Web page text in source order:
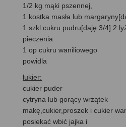
1/2 kg mąki pszennej,
1 kostka masła lub
1 szkl cukru pudru[daję 3/4] 2
pieczenia
1 op cukru waniliowego
powidla
lukier:
cukier puder
cytryna lub gorący wrzątek
makę,cukier,proszek i cukier
posiekać wbić jajka i